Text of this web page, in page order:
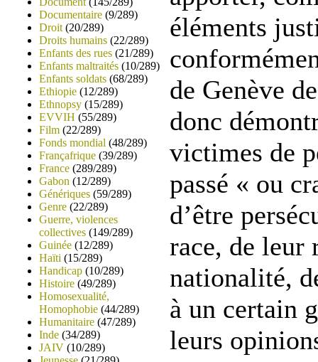
Documentaire (9/289)
Droit (20/289)
Droits humains (22/289)
Enfants des rues (21/289)
Enfants maltraités (10/289)
Enfants soldats (68/289)
Ethiopie (12/289)
Ethnopsy (15/289)
EVVIH (55/289)
Film (22/289)
Fonds mondial (48/289)
Françafrique (39/289)
France (289/289)
Gabon (12/289)
Génériques (59/289)
Genre (22/289)
Guerre, violences
collectives (149/289)
Guinée (12/289)
Haïti (15/289)
Handicap (10/289)
Histoire (49/289)
Homosexualité,
Homophobie (44/289)
Humanitaire (47/289)
Inde (34/289)
JAIV (10/289)
éléments
de Genève
donc
victimes de
passé « ou
d’être
race, de leur
nationalité,
à un certain
leurs